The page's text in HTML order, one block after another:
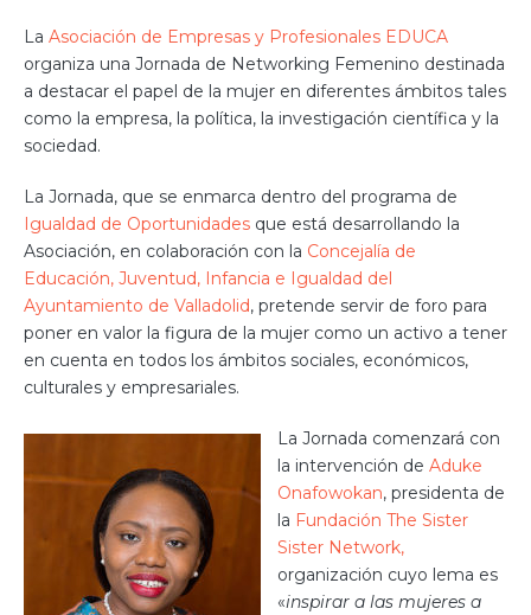
La Asociación de Empresas y Profesionales EDUCA
organiza una Jornada de Networking Femenino destinada
a destacar el papel de la mujer en diferentes ámbitos tales
como la empresa, la política, la investigación científica y la
sociedad.
La Jornada, que se enmarca dentro del programa de
Igualdad de Oportunidades que está desarrollando la
Asociación, en colaboración con la Concejalía de
Educación, Juventud, Infancia e Igualdad del
Ayuntamiento de Valladolid, pretende servir de foro para
poner en valor la figura de la mujer como un activo a tener
en cuenta en todos los ámbitos sociales, económicos,
culturales y empresariales.
La Jornada comenzará con
la intervención de Aduke
Onafowokan, presidenta de
la Fundación The Sister
Sister Network,
organización cuyo lema es
«inspirar a las mujeres a